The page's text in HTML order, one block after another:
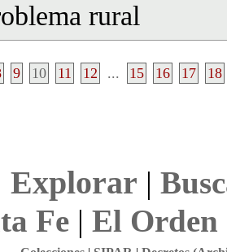
rural
9 10 11 12 ... 15 16 17 18
Explorar |
Fe| El Orden